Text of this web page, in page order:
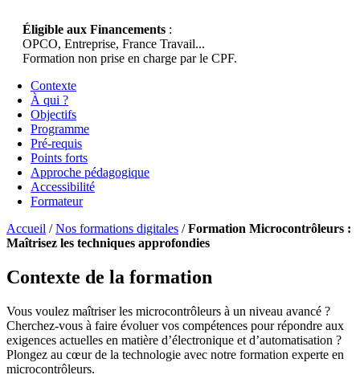
Éligible aux Financements :
OPCO, Entreprise, France Travail...
Formation non prise en charge par le CPF.
Contexte
À qui ?
Objectifs
Programme
Pré-requis
Points forts
Approche pédagogique
Accessibilité
Formateur
Accueil /Nos formations digitales /Formation Microcontrôleurs :
Maîtrisez les techniques approfondies
Contexte de la formation
Vous voulez maîtriser les microcontrôleurs à un niveau avancé ?
Cherchez-vous à faire évoluer vos compétences pour répondre aux
exigences actuelles en matière d’électronique et d’automatisation ?
Plongez au cœur de la technologie avec notre formation experte en
microcontrôleurs.